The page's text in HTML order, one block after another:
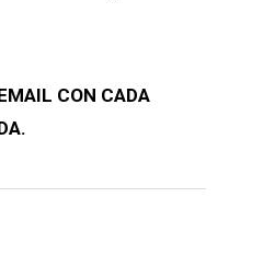
CON CADA